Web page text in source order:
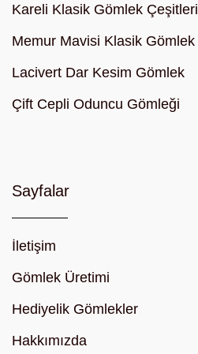
Kareli Klasik Gömlek Çeşitleri
Memur Mavisi Klasik Gömlek
Lacivert Dar Kesim Gömlek
Çift Cepli Oduncu Gömleği
Sayfalar
İletişim
Gömlek Üretimi
Hediyelik Gömlekler
Hakkımızda